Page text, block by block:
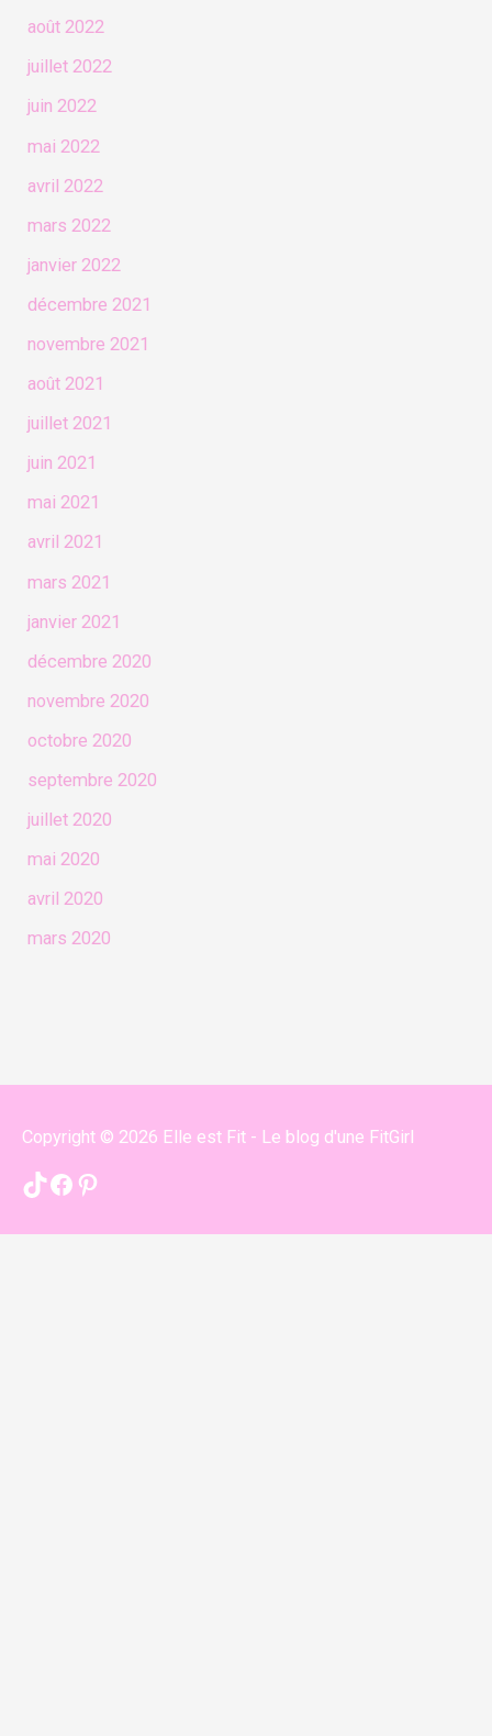
août 2022
juillet 2022
juin 2022
mai 2022
avril 2022
mars 2022
janvier 2022
décembre 2021
novembre 2021
août 2021
juillet 2021
juin 2021
mai 2021
avril 2021
mars 2021
janvier 2021
décembre 2020
novembre 2020
octobre 2020
septembre 2020
juillet 2020
mai 2020
avril 2020
mars 2020
Copyright © 2026 Elle est Fit - Le blog d'une FitGirl
TikTok
Facebook
Pinterest